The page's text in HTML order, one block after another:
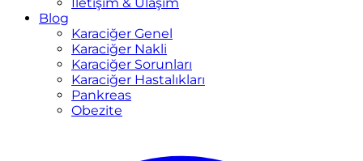
Blog
Karaciğer Genel
Karaciğer Nakli
Karaciğer Sorunları
Karaciğer Hastalıkları
Pankreas
Obezite